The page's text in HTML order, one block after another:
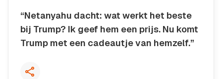
“Netanyahu dacht: wat werkt het beste
bij Trump? Ik geef hem een prijs. Nu komt
Trump met een cadeautje van hemzelf.”
Kopieer quote